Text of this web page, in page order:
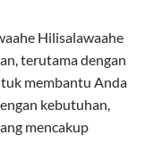
pelanggan, jenis
yang
berlaku.
sesuai
Hilisalawaahe
terutama dengan
membantu Anda
kebutuhan,
mencakup